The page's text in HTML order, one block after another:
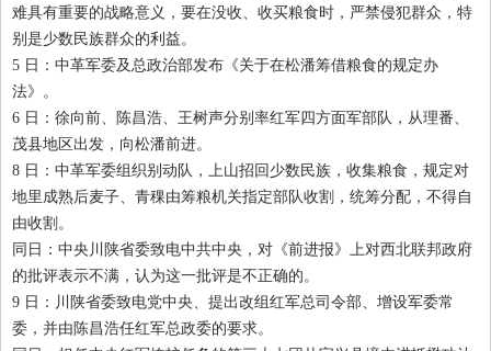
难具有重要的战略意义，要在没收、收买粮食时，严禁侵犯群众，特
别是少数民族群众的利益。
5 日：中革军委及总政治部发布《关于在松潘筹借粮食的规定办
法》。
6 日：徐向前、陈昌浩、王树声分别率红军四方面军部队，从理番、
茂县地区出发，向松潘前进。
8 日：中革军委组织别动队，上山招回少数民族，收集粮食，规定对
地里成熟后麦子、青稞由筹粮机关指定部队收割，统筹分配，不得自
由收割。
同日：中央川陕省委致电中共中央，对《前进报》上对西北联邦政府
的批评表示不满，认为这一批评是不正确的。
9 日：川陕省委致电党中央、提出改组红军总司令部、增设军委常
委，并由陈昌浩任红军总政委的要求。